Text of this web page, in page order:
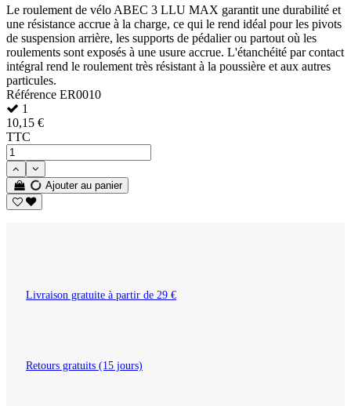
Le roulement de vélo ABEC 3 LLU MAX garantit une durabilité et
une résistance accrue à la charge, ce qui le rend idéal pour les pivots
de suspension arrière, les supports de pédalier ou partout où les
roulements sont exposés à une usure accrue. L'étanchéité par contact
intégral rend le roulement très résistant à la poussière et aux autres
particules.
Référence ER0010
1
10,15 €
TTC
Ajouter au panier
Livraison gratuite à partir de 29 €
Retours gratuits (15 jours)